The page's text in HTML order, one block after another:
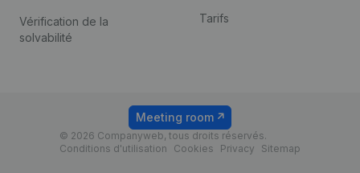
Vérification de la
solvabilité
Tarifs
© 2026 Companyweb, tous droits réservés.
Conditions d'utilisation
Cookies Privacy Sitemap
Meeting room